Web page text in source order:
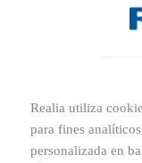
Por otro lado, la
Valencia ofrecen la
Realia utiliza
para fines
personalizada en